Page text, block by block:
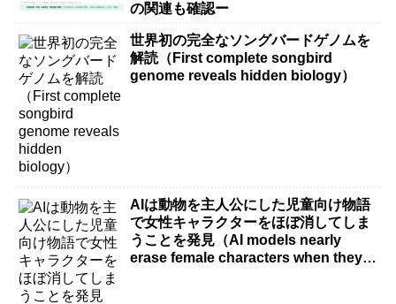
の関連も確認ー
世界初の完全なソングバードゲノムを
解読（First complete songbird
genome reveals hidden biology）
AIは動物を主人公にした児童向け物語
で女性キャラクターをほぼ消してしま
うことを発見（AI models nearly
erase female characters when they